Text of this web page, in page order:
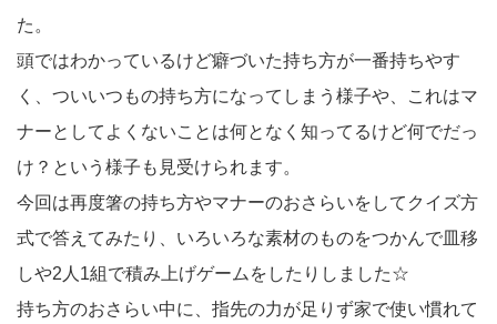
た。
頭ではわかっているけど癖づいた持ち方が一番持ちやす
く、ついいつもの持ち方になってしまう様子や、これはマ
ナーとしてよくないことは何となく知ってるけど何でだっ
け？という様子も見受けられます。
今回は再度箸の持ち方やマナーのおさらいをしてクイズ方
式で答えてみたり、いろいろな素材のものをつかんで皿移
しや2人1組で積み上げゲームをしたりしました☆
持ち方のおさらい中に、指先の力が足りず家で使い慣れて